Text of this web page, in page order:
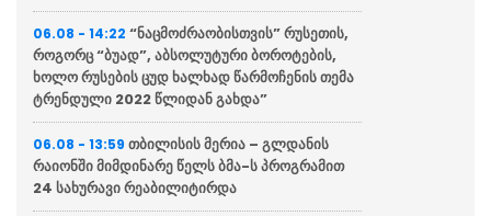
06.08 - 14:22 “ნაცმოძრაობისთვის” რუსეთის,
როგორც “ბუად”, აბსოლუტური ბოროტების,
ხოლო რუსების ცუდ ხალხად წარმოჩენის თემა
ტრენდული 2022 წლიდან გახდა”
06.08 - 13:59 თბილისის მერია – გლდანის
რაიონში მიმდინარე წელს ბმა-ს პროგრამით
24 სახურავი რეაბილიტირდა